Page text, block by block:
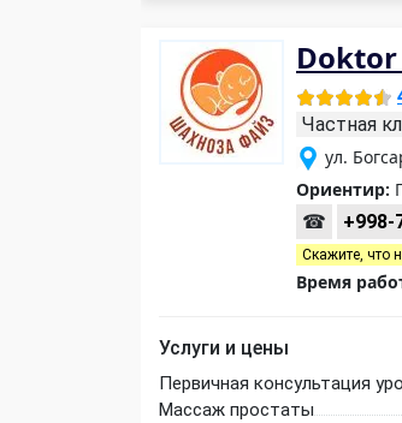
Doktor
Частная
ул.
Ориентир:
☎
+998-
Скажите, что
Время
Услуги и цены
Первичная консультация
Массаж простаты